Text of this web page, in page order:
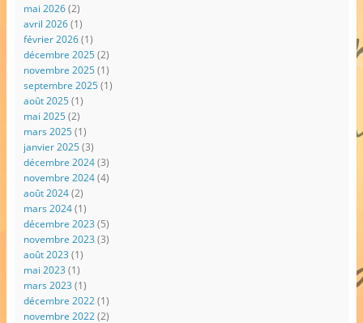
mai 2026(2)
avril 2026(1)
février 2026(1)
décembre 2025(2)
novembre 2025(1)
septembre 2025(1)
août 2025(1)
mai 2025(2)
mars 2025(1)
janvier 2025(3)
décembre 2024(3)
novembre 2024(4)
août 2024(2)
mars 2024(1)
décembre 2023 (5)
novembre 2023 (3)
août 2023 (1)
mai 2023 (1)
mars 2023 (1)
décembre 2022(1)
novembre 2022(2)